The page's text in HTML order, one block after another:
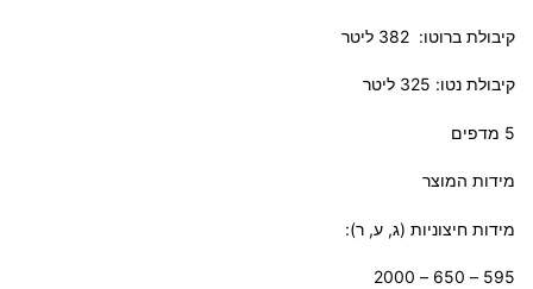
קיבולת ברוטו: 382 ליטר
קיבולת נטו: 325 ליטר
5 מדפים
מידות המוצר
מידות חיצוניות (ג, ע, ר):
595 – 650 – 2000